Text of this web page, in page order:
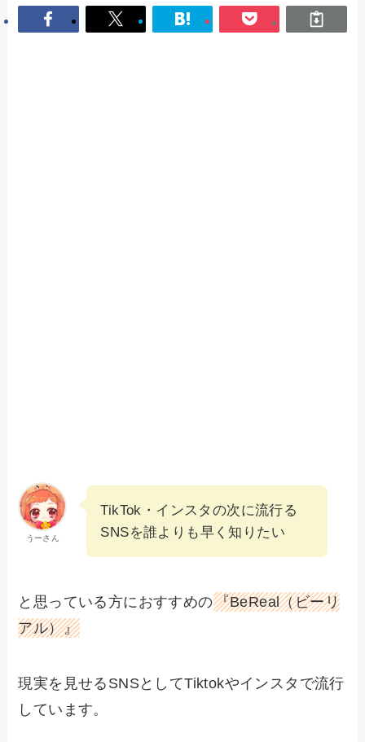
うーさん
TikTok・インスタの次に流行る
SNSを誰よりも早く知りたい
と思っている方におすすめの『BeReal（ビーリ
アル）』
現実を見せるSNSとしてTiktokやインスタで流行
しています。